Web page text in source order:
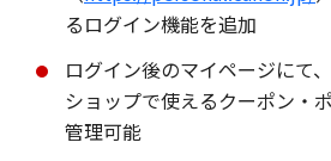
るログイン機能を追加
ログイン後のマイページにて
ショップで使えるクーポン・
管理可能